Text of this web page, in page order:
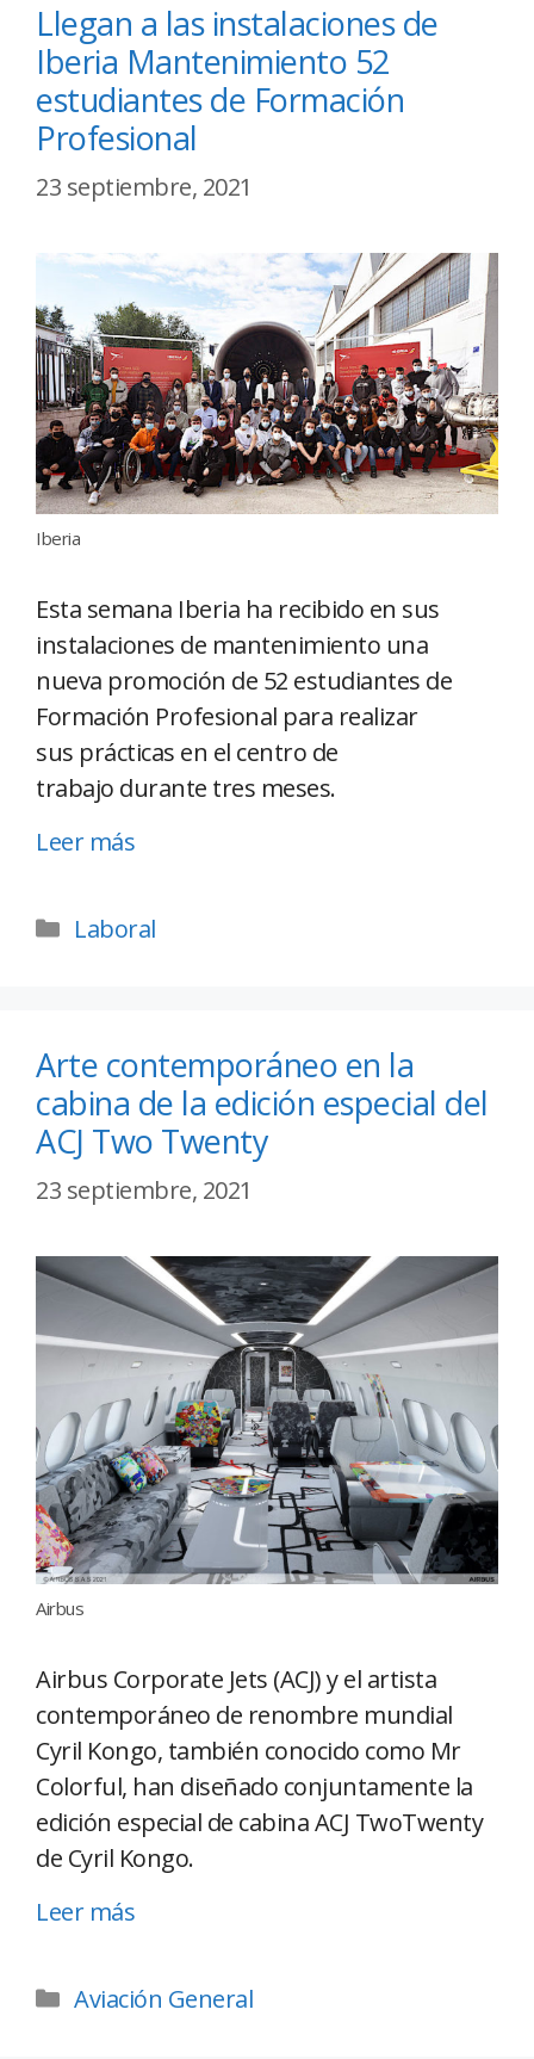
Llegan a las instalaciones de
Iberia Mantenimiento 52
estudiantes de Formación
Profesional
23 septiembre, 2021
Iberia
Esta semana Iberia ha recibido en sus
instalaciones de mantenimiento una
nueva promoción de 52 estudiantes de
Formación Profesional para realizar
sus prácticas en el centro de
trabajo durante tres meses.
Leer más
Laboral
Arte contemporáneo en la
cabina de la edición especial del
ACJ Two Twenty
23 septiembre, 2021
Airbus
Airbus Corporate Jets (ACJ) y el artista
contemporáneo de renombre mundial
Cyril Kongo, también conocido como Mr
Colorful, han diseñado conjuntamente la
edición especial de cabina ACJ TwoTwenty
de Cyril Kongo.
Leer más
Aviación General